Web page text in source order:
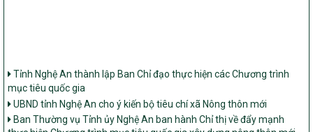
mục tiêu quốc gia
UBND tỉnh Nghệ An cho ý kiến bộ tiêu chí xã Nông thôn mới
Ban Thường vụ Tỉnh ủy Nghệ An ban hành Chỉ thị về đẩy mạnh
thực hiện Chương trình mục tiêu quốc gia xây dựng nông thôn mới,